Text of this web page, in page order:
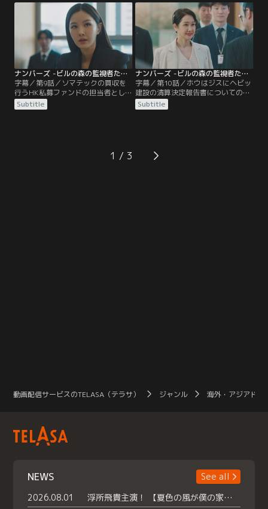
のチームで働くよう交換条件を出
す。その仕事内容は債権者がジサン
銀行であるソマテックという会社の
履行点検だった。
知りたいホウは、どこかへ向かおう
とするスンジョの車に乗り込みつい
ていくが、たどり着いた先で衝撃の
事実を知り…。
ナンバーズ -ビルの森の監視者たち- 第09話／字幕
字幕／第9話／ソマテックの買収を
行うHK私募ファンドの担当者として
現れたのは、なんとチャン社長の娘
でありスンジョの元恋人ジスだっ
ホウはソマテックの買収を阻止する
Subtitle
ナンバーズ -ビルの森の監視者たち- 第10話／字幕
字幕／第10話／ホウはジスにヘビッ
建設の清算決定報告書についての真
相を伝える。そんなある日、ホウは
ヨナのある発言からソマテックを救
取っていた監査パートの副代表スン
ヨンがテイルに復帰し…。
Subtitle
1
動画配信サービスのTELASA（テラサ） ジャンル 海外・アジアドラ
NEWS
See all
2026.08.01
浮所飛貴主演！ 【夏色の風が僕の家にやってきた】 本日よりテラサで独占配信スタート！